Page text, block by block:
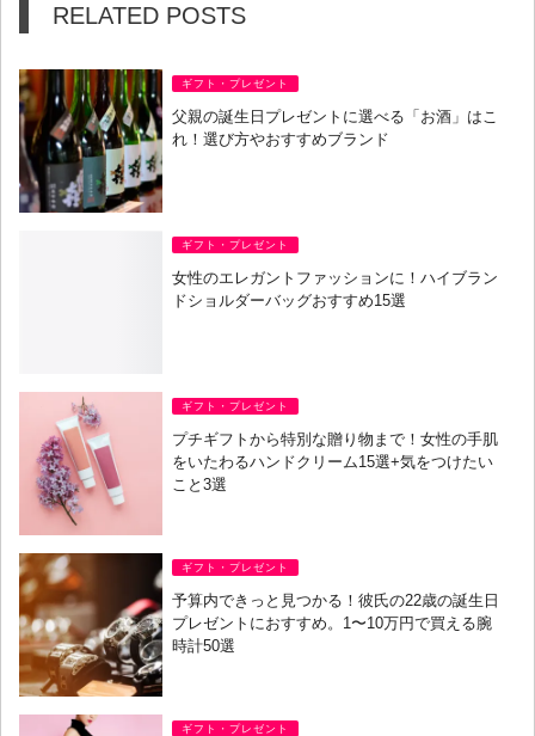
RELATED POSTS
ギフト・プレゼント
父親の誕生日プレゼントに選べる「お酒」はこ
れ！選び方やおすすめブランド
ギフト・プレゼント
女性のエレガントファッションに！ハイブラン
ドショルダーバッグおすすめ15選
ギフト・プレゼント
プチギフトから特別な贈り物まで！女性の手肌
をいたわるハンドクリーム15選+気をつけたい
こと3選
ギフト・プレゼント
予算内できっと見つかる！彼氏の22歳の誕生日
プレゼントにおすすめ。1〜10万円で買える腕
時計50選
ギフト・プレゼント